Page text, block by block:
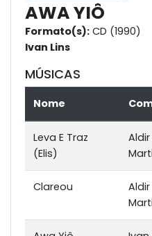
AWA YIÔ
Formato(s): CD (1990)
Ivan Lins
MÚSICAS
Nome
Leva E Traz
(Elis)
Clareou